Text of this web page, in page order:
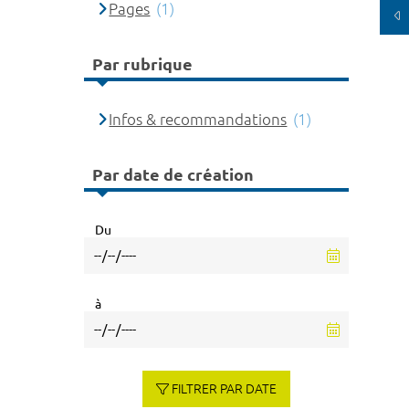
Pages (1)
Par rubrique
Infos & recommandations (1)
Par date de création
Du
à
FILTRER PAR DATE